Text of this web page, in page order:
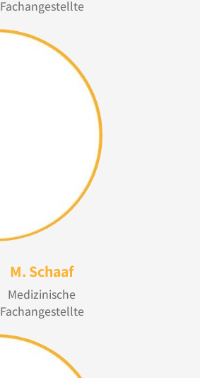
Fachangestellte
M. Schaaf
Medizinische
Fachangestellte